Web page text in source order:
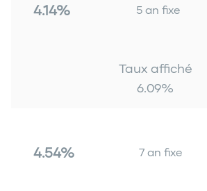
4.14% 5 an fixe
Taux affiché
6.09%
4.54% 7 an fixe